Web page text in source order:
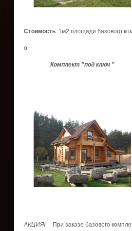
Стоимость 1м2 площади базового
о
Комплект "под ключ "
АКЦИЯ! При заказе базового